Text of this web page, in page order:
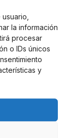
la información
procesar
o IDs únicos
y